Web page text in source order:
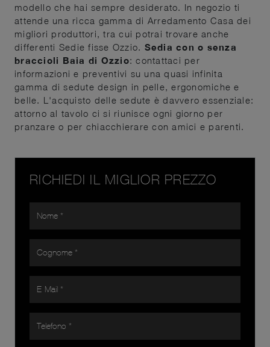
modello che hai sempre desiderato. In negozio ti
attende una ricca gamma di Arredamento Casa dei
migliori produttori, tra cui potrai trovare anche
differenti Sedie fisse Ozzio. Sedia con o senza
braccioli Baia di Ozzio: contattaci per
informazioni e preventivi su una quasi infinita
gamma di sedute design in pelle, ergonomiche e
belle. L'acquisto delle sedute è davvero essenziale:
attorno al tavolo ci si riunisce ogni giorno per
pranzare o per chiacchierare con amici e parenti.
RICHIEDI IL MIGLIOR PREZZO